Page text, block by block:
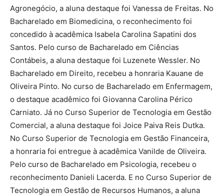
Agronegócio, a aluna destaque foi Vanessa de Freitas. No
Bacharelado em Biomedicina, o reconhecimento foi
concedido à acadêmica Isabela Carolina Sapatini dos
Santos. Pelo curso de Bacharelado em Ciências
Contábeis, a aluna destaque foi Luzenete Wessler. No
Bacharelado em Direito, recebeu a honraria Kauane de
Oliveira Pinto. No curso de Bacharelado em Enfermagem,
o destaque acadêmico foi Giovanna Carolina Périco
Carniato. Já no Curso Superior de Tecnologia em Gestão
Comercial, a aluna destaque foi Joice Paiva Reis Dutka.
No Curso Superior de Tecnologia em Gestão Financeira,
a honraria foi entregue à acadêmica Vanilde de Oliveira.
Pelo curso de Bacharelado em Psicologia, recebeu o
reconhecimento Danieli Lacerda. E no Curso Superior de
Tecnologia em Gestão de Recursos Humanos, a aluna